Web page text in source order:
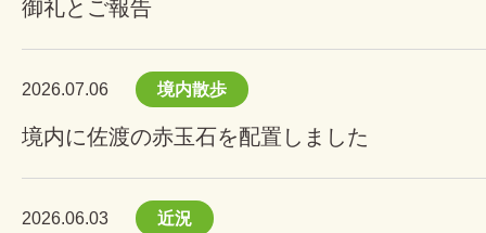
御礼とご報告
2026.07.06 境内散歩
境内に佐渡の赤玉石を配置しました
2026.06.03 近況